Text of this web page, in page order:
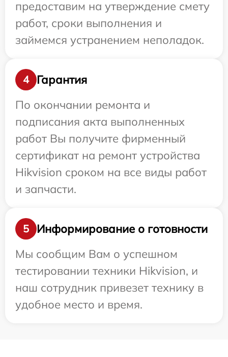
предоставим на утверждение смету
работ, сроки выполнения и
займемся устранением неполадок.
4
Гарантия
По окончании ремонта и
подписания акта выполненных
работ Вы получите фирменный
сертификат на ремонт устройства
Hikvision сроком на все виды работ
и запчасти.
5
Информирование о готовности
Мы сообщим Вам о успешном
тестировании техники Hikvision, и
наш сотрудник привезет технику в
удобное место и время.